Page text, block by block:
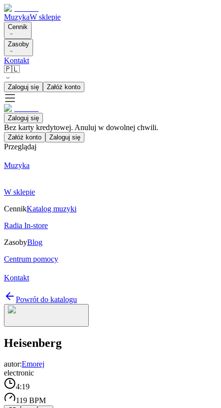
MuzykaW sklepie
Cennik
Zasoby
Kontakt
🇵🇱
Zaloguj się Załóż konto
Zaloguj się
Bez karty kredytowej. Anuluj w dowolnej chwili.
Załóż konto Zaloguj się
Przeglądaj
Muzyka
W sklepie
CennikKatalog muzyki
Radia In-store
ZasobyBlog
Centrum pomocy
Kontakt
Powrót do katalogu
Heisenberg
autor:Emorej
electronic
4:19
119 BPM